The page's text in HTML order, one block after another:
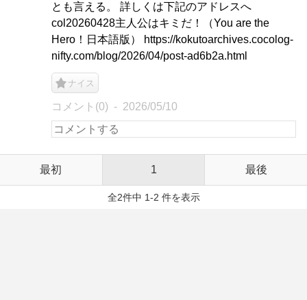
とも言える。 詳しくは下記のアドレスへ
col20260428主人公はキミだ！（You are the
Hero！日本語版） https://kokutoarchives.cocolog-
nifty.com/blog/2026/04/post-ad6b2a.html
ナイス
コメント(0) 2026/05/10
最初 1 最後
全2件中 1-2 件を表示